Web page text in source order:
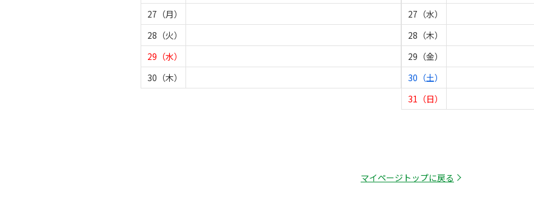
27（月）
28（火）
29（水）
30（木）
27（水）
28（木）
29（金）
30（土）
31（日）
マイページトップに戻る